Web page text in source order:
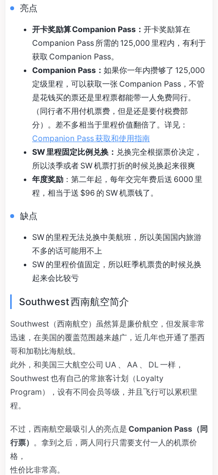
亮点
开卡奖励算 Companion Pass： 开卡奖励算在
Companion Pass 所需的 125,000 里程内，有利于
获取 Companion Pass。
Companion Pass： 如果你一年内攒够了 125,000
定级里程，可以获取一张 Companion Pass，不管
是花钱买的票还是里程票都能带一人免费同行。
（同行者不用付机票费，但是还是要付税费部
分）。差不多相当于里程价值翻倍了。详见：
Companion Pass 获取和使用指南
SW 里程固定比例兑换： 兑换完全根据票价决定，
所以淡季或者 SW 机票打折的时候兑换起来很爽
年度奖励 ：第二年起，每年交完年费后送 6000 里
程，相当于送 $96 的 SW 机票钱了。
缺点
SW 的里程无法兑换中美航班，所以美国国内旅游
不多的话可能用不上
SW 的里程价值固定，所以旺季机票贵的时候兑换
起来会比较亏
Southwest 西南航空简介
Southwest（西南航空）虽然算是廉价航空，但发展非常
迅速，在美国的覆盖范围越来越广，近几年也开通了墨西
哥和加勒比海航线。
此外，和美国三大航空公司 UA 、 AA 、 DL 一样，
Southwest 也有自己的常旅客计划（Loyalty
Program），设有不同会员等级，并且飞行可以累积里
程。
不过，西南航空最吸引人的亮点是 Companion Pass（同
行票） 。拿到之后，两人同行只需要支付一人的机票价
格，
性价比非常高。